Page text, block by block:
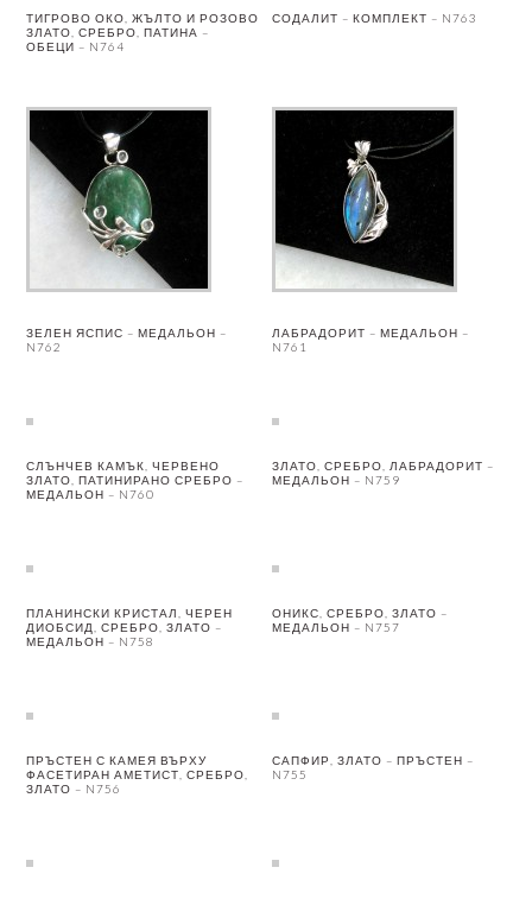
ТИГРОВО ОКО, ЖЪЛТО И РОЗОВО
ЗЛАТО, СРЕБРО, ПАТИНА –
ОБЕЦИ – N764
СОДАЛИТ – КОМПЛЕКТ – N763
ЗЕЛЕН ЯСПИС – МЕДАЛЬОН –
N762
ЛАБРАДОРИТ – МЕДАЛЬОН –
N761
СЛЪНЧЕВ КАМЪК, ЧЕРВЕНО
ЗЛАТО, ПАТИНИРАНО СРЕБРО –
МЕДАЛЬОН – N760
ЗЛАТО, СРЕБРО, ЛАБРАДОРИТ –
МЕДАЛЬОН – N759
ПЛАНИНСКИ КРИСТАЛ, ЧЕРЕН
ДИОБСИД, СРЕБРО, ЗЛАТО –
МЕДАЛЬОН – N758
ОНИКС, СРЕБРО, ЗЛАТО –
МЕДАЛЬОН – N757
ПРЪСТЕН С КАМЕЯ ВЪРХУ
ФАСЕТИРАН АМЕТИСТ, СРЕБРО,
ЗЛАТО – N756
САПФИР, ЗЛАТО – ПРЪСТЕН –
N755